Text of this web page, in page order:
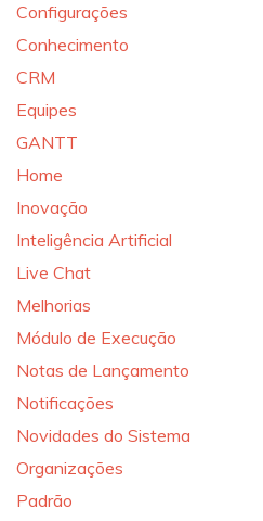
Configurações
Conhecimento
CRM
Equipes
GANTT
Home
Inovação
Inteligência Artificial
Live Chat
Melhorias
Módulo de Execução
Notas de Lançamento
Notificações
Novidades do Sistema
Organizações
Padrão